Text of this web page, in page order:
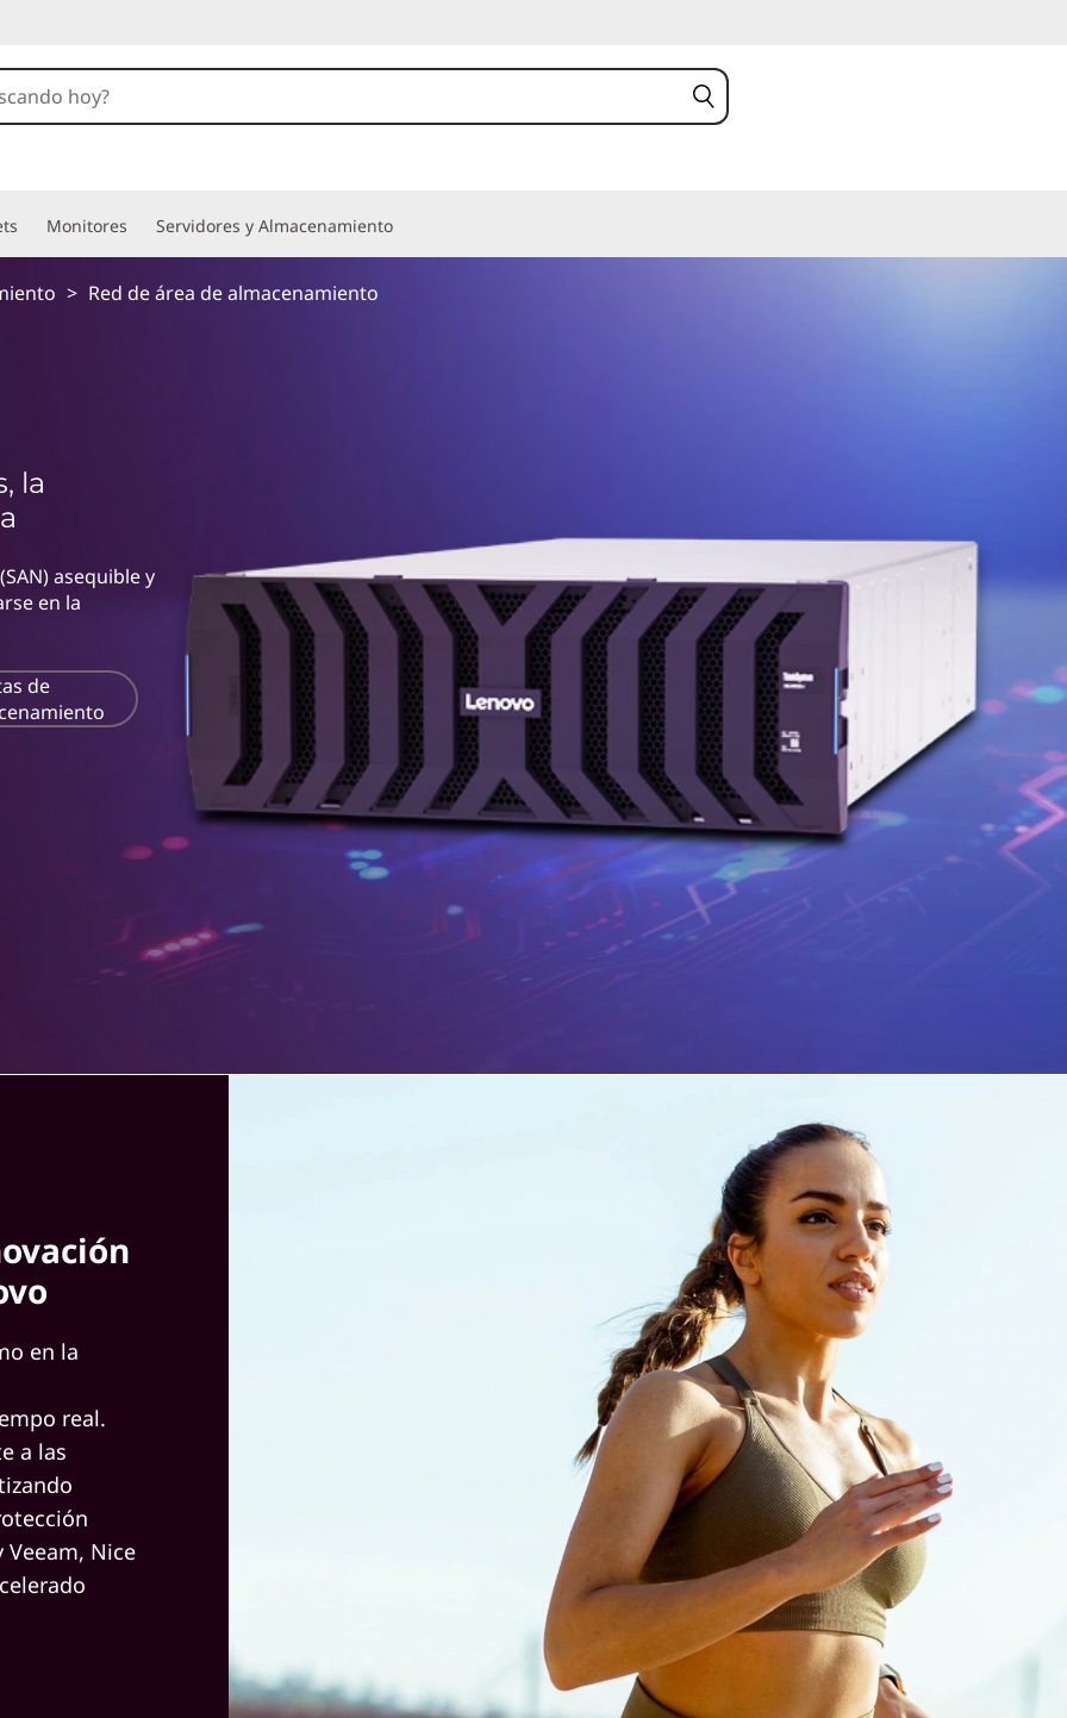
Monitores Servidores y Almacenamiento
> Red de área de almacenamiento
la
asequible y
en la
de
en la
real.
a las
Nice